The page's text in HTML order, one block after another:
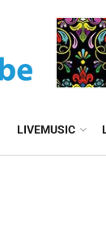
LIVEMUSIC